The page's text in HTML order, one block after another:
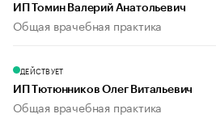
ИП Томин Валерий Анатольевич
Общая врачебная практика
ДЕЙСТВУЕТ
ИП Тютюнников Олег Витальевич
Общая врачебная практика